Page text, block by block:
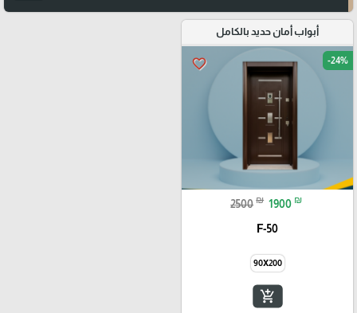
أبواب أمان حديد بالكامل
favorite_border -24%
2500 ₪ 1900 ₪
F-50
90X200
add_shopping_cart